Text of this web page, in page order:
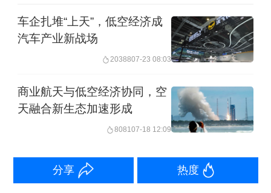
裁宁风介绍，联合国工发组织北京办公
室和英国皇家航空学会中国代表处等国
际组织成为博览会的国际支持单位，中
为博览会提供积极支持。展览方面，国
内外低空产业领军企业踊跃参展，覆盖
下游产业链，无人机领域的大疆生态、
车企扎堆“上天”，低空经济成
汽车产业新战场
2038807-23 08:03
商业航天与低空经济协同，空
天融合新生态加速形成
808107-18 12:09
分享 热度